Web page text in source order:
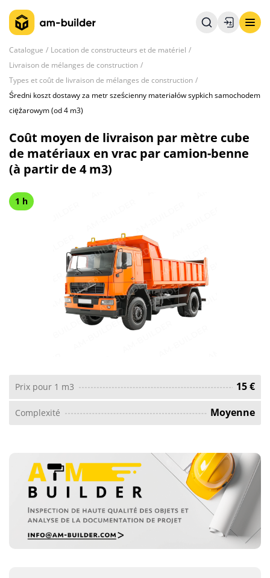
Catalogue
Location de constructeurs et de matériel
Livraison de mélanges de construction
Types et coût de livraison de mélanges de construction
Średni koszt dostawy za metr sześcienny materiałów sypkich samochodem
ciężarowym (od 4 m3)
Coût moyen de livraison par mètre cube
de matériaux en vrac par camion-benne
(à partir de 4 m3)
1 h
Prix ​​pour 1 m3 15 €
Complexité Moyenne